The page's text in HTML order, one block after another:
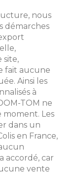
nous
démarches
site,
fait aucune
Ainsi les
à
TOM ne
Les
dans un
en France,
accordé, car
vente